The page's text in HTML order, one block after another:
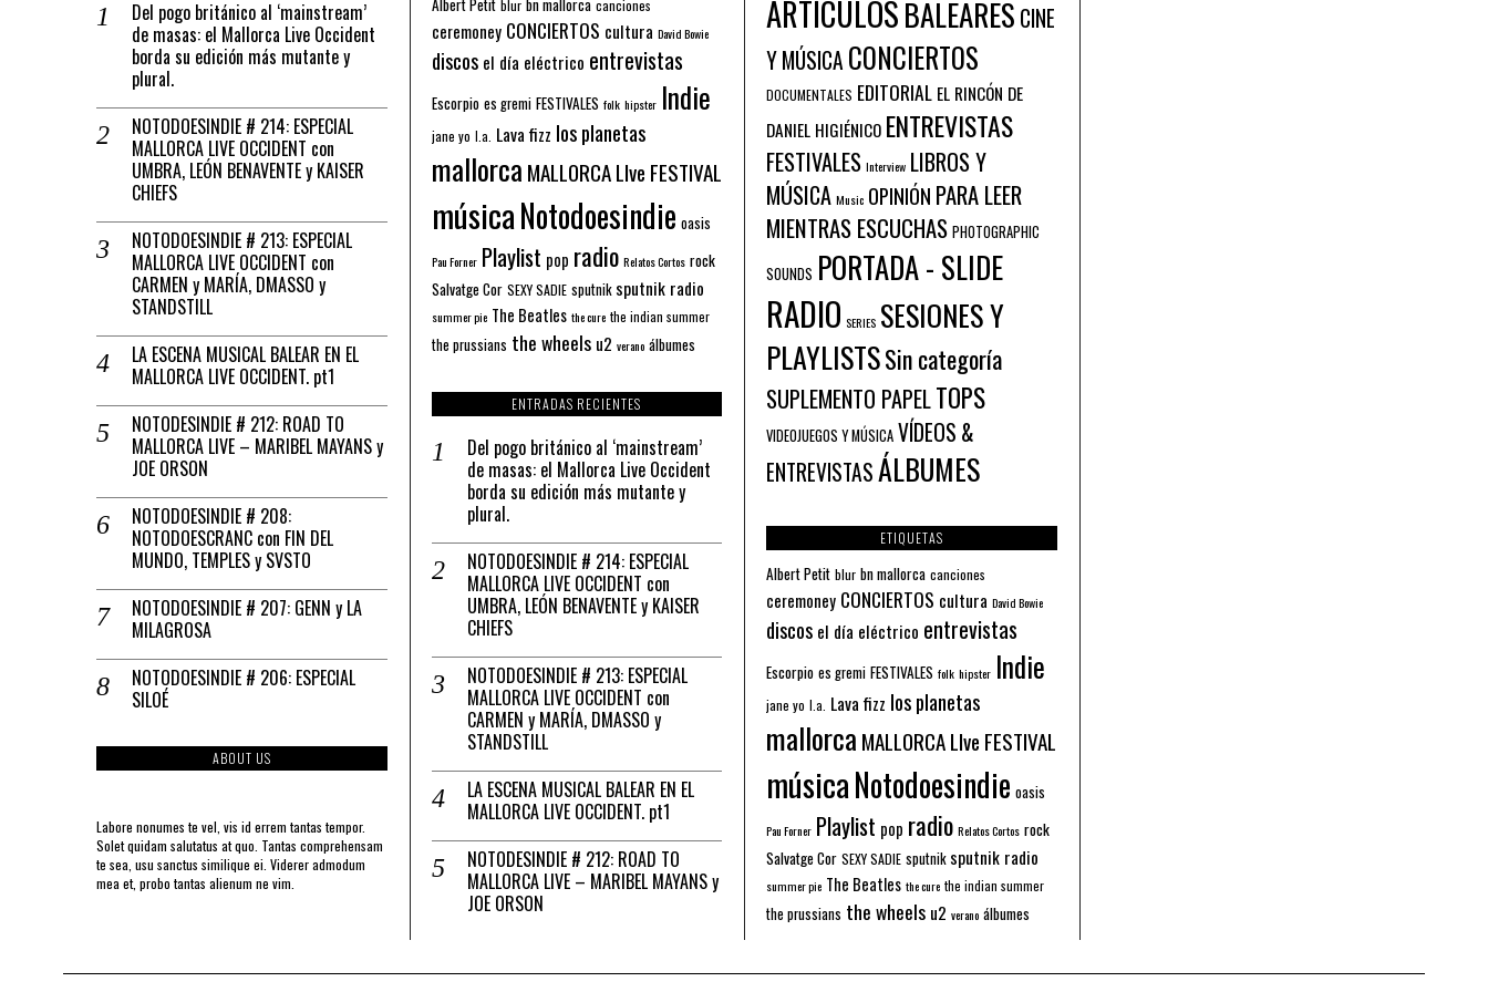
Del pogo británico al ‘mainstream’
de masas: el Mallorca Live Occident
borda su edición más mutante y
plural.
NOTODOESINDIE # 214: ESPECIAL
MALLORCA LIVE OCCIDENT con
UMBRA, LEÓN BENAVENTE y KAISER
CHIEFS
NOTODOESINDIE # 213: ESPECIAL
MALLORCA LIVE OCCIDENT con
CARMEN y MARÍA, DMASSO y
STANDSTILL
LA ESCENA MUSICAL BALEAR EN EL
MALLORCA LIVE OCCIDENT. pt1
NOTODESINDIE # 212: ROAD TO
MALLORCA LIVE – MARIBEL MAYANS y
JOE ORSON
NOTODOESINDIE # 208:
NOTODOESCRANC con FIN DEL
MUNDO, TEMPLES y SVSTO
NOTODOESINDIE # 207: GENN y LA
MILAGROSA
NOTODOESINDIE # 206: ESPECIAL
SILOÉ
ABOUT US
Labore nonumes te vel, vis id errem tantas tempor.
Solet quidam salutatus at quo. Tantas comprehensam
te sea, usu sanctus similique ei. Viderer admodum
mea et, probo tantas alienum ne vim.
blur canciones
ceremoney CONCIERTOS cultura David Bowie
discos el día eléctrico entrevistas
Escorpio es gremi FESTIVALES folk hipster Indie
jane yo l.a. Lava fizz los planetas
mallorca MALLORCA LIve FESTIVAL
músicaNotodoesindie oasis
Pau Forner Playlist pop radio Relatos Cortos rock
Salvatge Cor SEXY SADIE sputnik sputnik radio
summer pie The Beatles the cure the indian summer
the prussians the wheels u2 verano álbumes
ENTRADAS RECIENTES
Del pogo británico al ‘mainstream’
de masas: el Mallorca Live Occident
borda su edición más mutante y
plural.
NOTODOESINDIE # 214: ESPECIAL
MALLORCA LIVE OCCIDENT con
UMBRA, LEÓN BENAVENTE y KAISER
CHIEFS
NOTODOESINDIE # 213: ESPECIAL
MALLORCA LIVE OCCIDENT con
CARMEN y MARÍA, DMASSO y
STANDSTILL
LA ESCENA MUSICAL BALEAR EN EL
MALLORCA LIVE OCCIDENT. pt1
NOTODESINDIE # 212: ROAD TO
MALLORCA LIVE – MARIBEL MAYANS y
JOE ORSON
ARTÍCULOSBALEARES CINE
Y MÚSICA CONCIERTOS
DOCUMENTALES EDITORIAL EL RINCÓN DE
DANIEL HIGIÉNICO ENTREVISTAS
FESTIVALES Interview LIBROS Y
MÚSICA Music OPINIÓN PARA LEER
MIENTRAS ESCUCHAS PHOTOGRAPHIC
SOUNDS PORTADA - SLIDE
RADIO SERIES SESIONES Y
PLAYLISTSSin categoría
SUPLEMENTO PAPELTOPS
VIDEOJUEGOS Y MÚSICA VÍDEOS &
ENTREVISTASÁLBUMES
ETIQUETAS
Albert Petit blur bn mallorca canciones
ceremoney CONCIERTOS cultura David Bowie
discos el día eléctrico entrevistas
Escorpio es gremi FESTIVALES folk hipster Indie
jane yo l.a. Lava fizz los planetas
mallorca MALLORCA LIve FESTIVAL
músicaNotodoesindie oasis
Pau Forner Playlist pop radio Relatos Cortos rock
Salvatge Cor SEXY SADIE sputnik sputnik radio
summer pie The Beatles the cure the indian summer
the prussians the wheels u2 verano álbumes